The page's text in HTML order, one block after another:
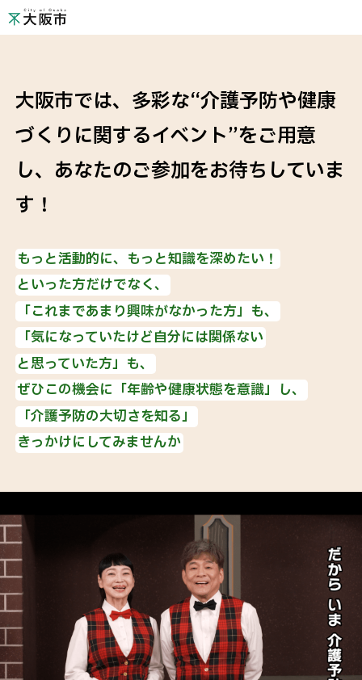
大阪市では、多彩な“介護予防や健康
づくりに関するイベント”をご用意
し、 あなたのご参加をお待ちしていま
す！
もっと活動的に、もっと知識を深めたい！
といった方だけでなく、
「これまであまり興味がなかった方」も、
「気になっていたけど自分には関係ない
と思っていた方」も、
ぜひこの機会に「年齢や健康状態を意識」し、
「介護予防の大切さを知る」
きっかけにしてみませんか